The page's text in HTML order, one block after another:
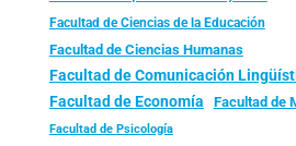
Facultad de Ciencias de la Educación
Facultad de Ciencias Humanas
Facultad de Comunicación
Facultad de Economía Facultad de
Facultad de Psicología